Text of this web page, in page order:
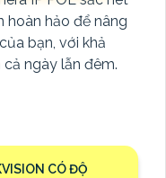
hoàn hảo để nâng
bạn, với khả
ngày lẫn đêm.
CÓ ĐỘ